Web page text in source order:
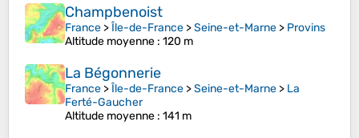
Champbenoist
France >Île-de-France >Seine-et-Marne > Provins
Altitude moyenne : 120 m
La Bégonnerie
France >Île-de-France >Seine-et-Marne > La
Ferté-Gaucher
Altitude moyenne : 141 m